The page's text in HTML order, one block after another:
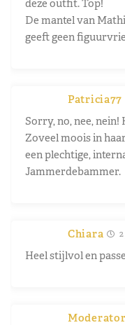
deze outfit. Top!
De mantel van
geeft geen
Patricia77
Sorry, no, nee, nein!
Zoveel moois in
een plechtige,
Jammerdebammer.
Chiara
Heel stijlvol en